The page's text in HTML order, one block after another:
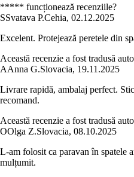
***** funcționează recenziile?
SSvatava P.Cehia, 02.12.2025
Excelent. Protejează peretele din
Această recenzie a fost tradusă
AAnna G.Slovacia, 19.11.2025
Livrare rapidă, ambalaj perfect.
recomand.
Această recenzie a fost tradusă
OOlga Z.Slovacia, 08.10.2025
L-am folosit ca paravan în spatele
mulțumit.